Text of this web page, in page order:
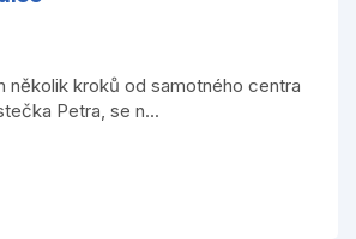
několik kroků od samotného centra
Petra, se n...